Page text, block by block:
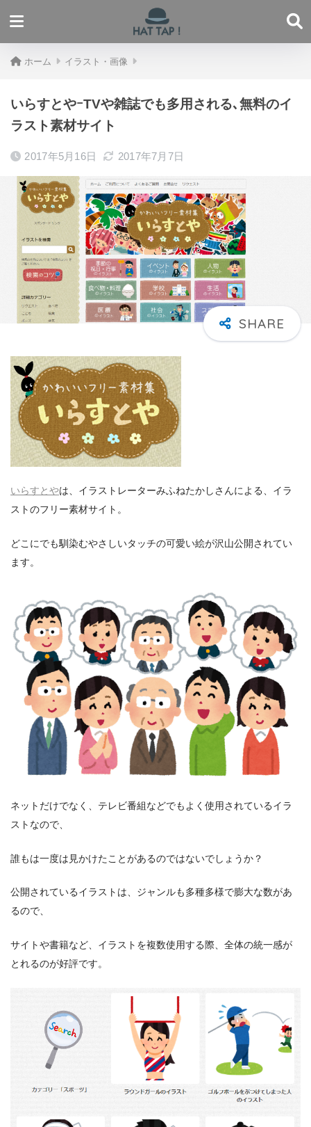
ホーム イラスト・画像
いらすとやｰTVや雑誌でも多用される､無料のイ
ラスト素材サイト
2017年5月16日 2017年7月7日
いらすとやは、イラストレーターみふねたかしさんによる、イラ
ストのフリー素材サイト。
どこにでも馴染むやさしいタッチの可愛い絵が沢山公開されてい
ます。
ネットだけでなく、テレビ番組などでもよく使用されているイラ
ストなので、
誰もは一度は見かけたことがあるのではないでしょうか？
公開されているイラストは、ジャンルも多種多様で膨大な数があ
るので、
サイトや書籍など、イラストを複数使用する際、全体の統一感が
とれるのが好評です。